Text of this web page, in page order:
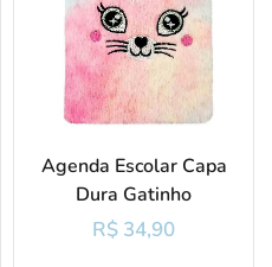
Agenda Escolar Capa
Dura Gatinho
R$ 34,90